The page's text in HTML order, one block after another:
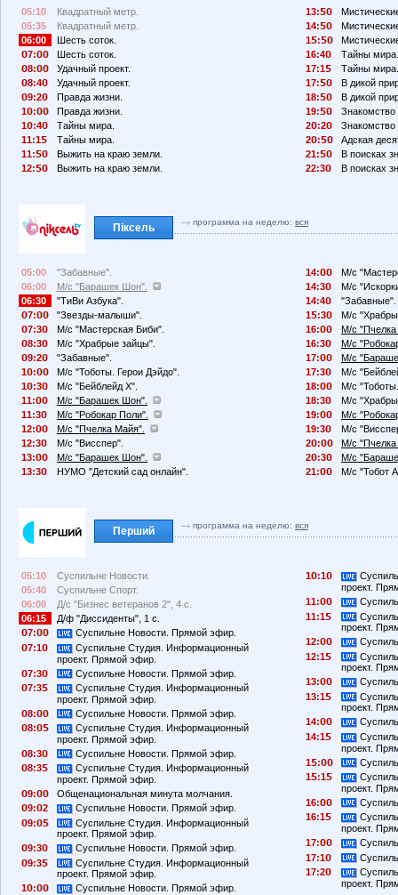
05:10
Квадратный метр.
05:35
Квадратный метр.
06:00
Шесть соток.
7:
Шесть соток.
8:
Удачный проект.
8:4
Удачный проект.
9:2
Правда жизни.
1
:
Правда жизни.
1
:4
Тайны мира.
11:1
Тайны мира.
11:
Выжить на краю земли.
12:
Выжить на краю земли.
13:
14:
1
:
16:4
Тайны мира.
17:1
Тайны мира.
17:
В дикой
18:
В дикой
19:
Знакомство
2
:2
Знакомство
2
:
Адская
21:
В поисках
22:3
В поисках
Піксель программа на неделю: вся
05:00
"Забавные".
06:00
М/с "Барашек Шон".
06:30
"ТиВи Азбука".
7:
"Звезды-малыши".
7:3
М/с "Мастерская Биби".
8:3
М/с "Храбрые зайцы".
9:2
"Забавные".
1
:
М/с "Тоботы. Герои Дэйдо".
1
:3
М/с "Бейблейд X".
11:
М/с "Барашек Шон".
11:3
М/с "Робокар Поли".
12:
М/с "Пчелка Майя".
12:3
М/с "Висспер".
13:
М/с "Барашек Шон".
13:3
НУМО "Детский сад онлайн".
14:
М/с
14:3
М/с
14:4
"Забавные".
1
:3
М/с
16:
М/с
16:3
М/с
17:
М/с
17:3
М/с
18:
М/с
18:3
М/с
19:
М/с
19:3
М/с
2
:
М/с
2
:3
М/с
21:
М/с "Тобот
Перший программа на неделю: вся
05:10
Суспильне Новости.
05:40
Суспильне Спорт.
06:00
Д/с "Бизнес ветеранов 2", 4 с.
06:15
Д/ф "Диссиденты", 1 с.
7:
Суспильне Новости. Прямой эфир.
7:1
Суспильне Студия. Информационный
проект. Прямой эфир.
7:3
Суспильне Новости. Прямой эфир.
7:3
Суспильне Студия. Информационный
проект. Прямой эфир.
8:
Суспильне Новости. Прямой эфир.
8:
Суспильне Студия. Информационный
проект. Прямой эфир.
8:3
Суспильне Новости. Прямой эфир.
8:3
Суспильне Студия. Информационный
проект. Прямой эфир.
9:
Общенациональная минута молчания.
9:
2
Суспильне Новости. Прямой эфир.
9:
Суспильне Студия. Информационный
проект. Прямой эфир.
9:3
Суспильне Новости. Прямой эфир.
9:3
Суспильне Студия. Информационный
проект. Прямой эфир.
1
: Суспильне Новости. Прямой эфир.
1 :1
проект.
11:
11:1
проект.
12:
12:1
проект.
13:
13:1
проект.
14:
14:1
проект.
1
:
1
:1
проект.
16:
16:1
проект.
17:
17:1
17:2
проект.